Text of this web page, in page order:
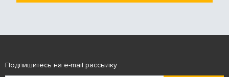
Подпишитесь на e-mail рассылку